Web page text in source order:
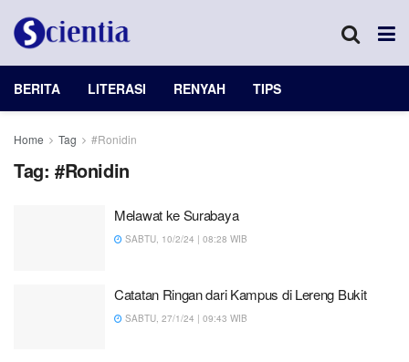
BERITA LITERASI RENYAH TIPS
Home Tag #Ronidin
Tag: #Ronidin
Melawat ke Surabaya
SABTU, 10/2/24 | 08:28 WIB
Catatan Ringan dari Kampus di Lereng Bukit
SABTU, 27/1/24 | 09:43 WIB